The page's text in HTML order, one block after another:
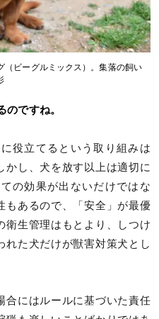
（ビーグルミックス）。集落の飼い
ですね。
役立てるという取り組みは
かし、犬を放す以上は適切に
の効果が出ないだけではな
もあるので、「安全」が最優
衛生管理はもとより、しつけ
れた犬だけが獣害対策犬とし
合にはルールに基づいた責任